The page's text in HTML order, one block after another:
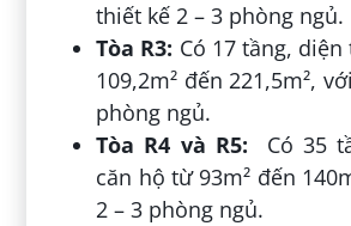
thiết kế 2 – 3 phòng ngủ.
Tòa R3: Có 17 tầng,
109,2m² đến 221,5m²,
phòng ngủ.
Tòa R4 và R5: Có 35
căn hộ từ 93m² đến
2 – 3 phòng ngủ.